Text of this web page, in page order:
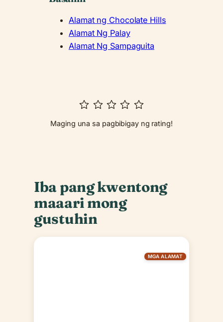
Alamat ng Chocolate Hills
Alamat Ng Palay
Alamat Ng Sampaguita
Maging una sa pagbibigay ng rating!
Iba pang kwentong
maaari mong
gustuhin
MGA ALAMAT